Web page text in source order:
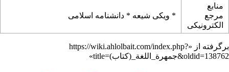
منابع
مرجع
الکترونیکی
* ویکی شیعه * دانشنامه اسلامی
برگرفته از «https://wiki.ahlolbait.com/index.php?
title=جمهرة_اللغة_(کتاب)&oldid=138762
»